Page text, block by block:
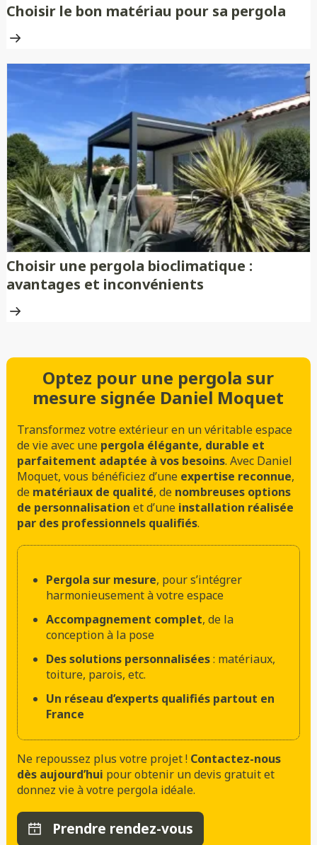
Choisir le bon matériau pour sa pergola
Choisir une pergola bioclimatique :
avantages et inconvénients
Optez pour une pergola sur
mesure signée Daniel Moquet
Transformez votre extérieur en un véritable espace
de vie avec une pergola élégante, durable et
parfaitement adaptée à vos besoins. Avec Daniel
Moquet, vous bénéficiez d’une expertise reconnue,
de matériaux de qualité, de nombreuses options
de personnalisation et d’une installation réalisée
par des professionnels qualifiés.
Pergola sur mesure, pour s’intégrer
harmonieusement à votre espace
Accompagnement complet, de la
conception à la pose
Des solutions personnalisées: matériaux,
toiture, parois, etc.
Un réseau d’experts qualifiés partout en
France
Ne repoussez plus votre projet ! Contactez-nous
dès aujourd’hui pour obtenir un devis gratuit et
donnez vie à votre pergola idéale.
Prendre rendez-vous